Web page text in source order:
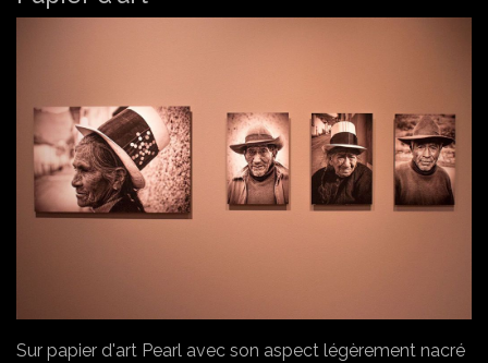
Sur papier d'art Pearl avec son aspect légèrement nacré